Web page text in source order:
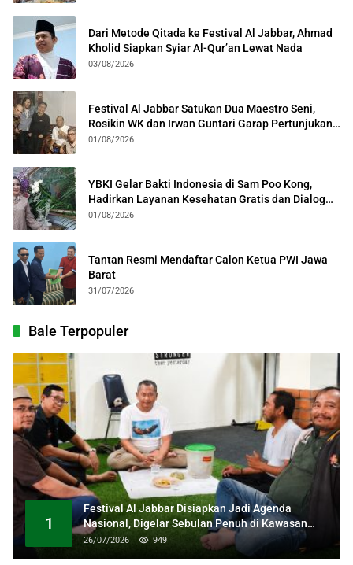
Dari Metode Qitada ke Festival Al Jabbar, Ahmad
Kholid Siapkan Syiar Al-Qur’an Lewat Nada
03/08/2026
Festival Al Jabbar Satukan Dua Maestro Seni,
Rosikin WK dan Irwan Guntari Garap Pertunjukan
Kolosal
01/08/2026
YBKI Gelar Bakti Indonesia di Sam Poo Kong,
Hadirkan Layanan Kesehatan Gratis dan Dialog
Kebangsaan
01/08/2026
Tantan Resmi Mendaftar Calon Ketua PWI Jawa
Barat
31/07/2026
Bale Terpopuler
1
Festival Al Jabbar Disiapkan Jadi Agenda
Nasional, Digelar Sebulan Penuh di Kawasan
Masjid Raya Al Jabbar
26/07/2026 949